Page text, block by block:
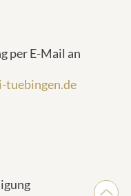
per E-Mail an
tuebingen.de
Nach